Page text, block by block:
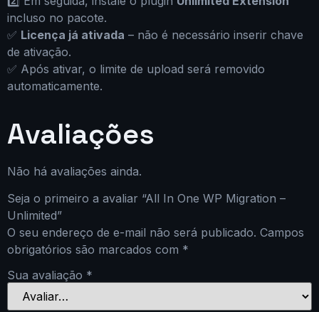
incluso no pacote.
✅ Licença já ativada – não é necessário inserir chave
de ativação.
✅ Após ativar, o limite de upload será removido
automaticamente.
Avaliações
Não há avaliações ainda.
Seja o primeiro a avaliar “All In One WP Migration –
Unlimited”
O seu endereço de e-mail não será publicado. Campos
obrigatórios são marcados com *
Sua avaliação *